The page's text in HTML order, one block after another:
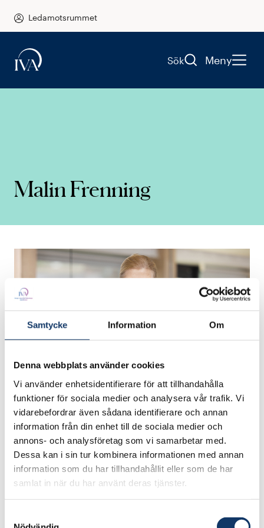
Samtycke Information Om
Denna webbplats använder cookies
Vi använder enhetsidentifierare för att tillhandahålla
funktioner för sociala medier och analysera vår trafik. Vi
vidarebefordrar även sådana identifierare och annan
information från din enhet till de sociala medier och
annons- och analysföretag som vi samarbetar med.
Dessa kan i sin tur kombinera informationen med annan
information som du har tillhandahållit eller som de har
samlat in när du har använt deras tjänster.
Ledamotsrummet
Sök Meny
Malin Frenning
Akademisk titel
Tekn. hedersdoktor och civilingenjör
maskinteknik, LTU
Titel